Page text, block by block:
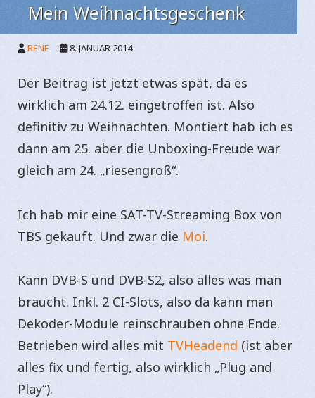
Mein Weihnachtsgeschenk
RENE 8. JANUAR 2014
Der Beitrag ist jetzt etwas spät, da es
wirklich am 24.12. eingetroffen ist. Also
definitiv zu Weihnachten. Montiert hab ich es
dann am 25. aber die Unboxing-Freude war
gleich am 24. „riesengroß“.
Ich hab mir eine SAT-TV-Streaming Box von
TBS gekauft. Und zwar die Moi.
Kann DVB-S und DVB-S2, also alles was man
braucht. Inkl. 2 CI-Slots, also da kann man
Dekoder-Module reinschrauben ohne Ende.
Betrieben wird alles mit TVHeadend (ist aber
alles fix und fertig, also wirklich „Plug and
Play“).